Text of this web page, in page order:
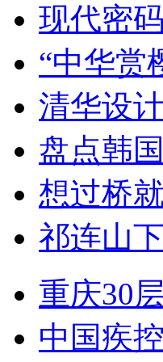
现代密
“中华赏
清华设
盘点韩
想过桥
祁连山
重庆30
中国疾